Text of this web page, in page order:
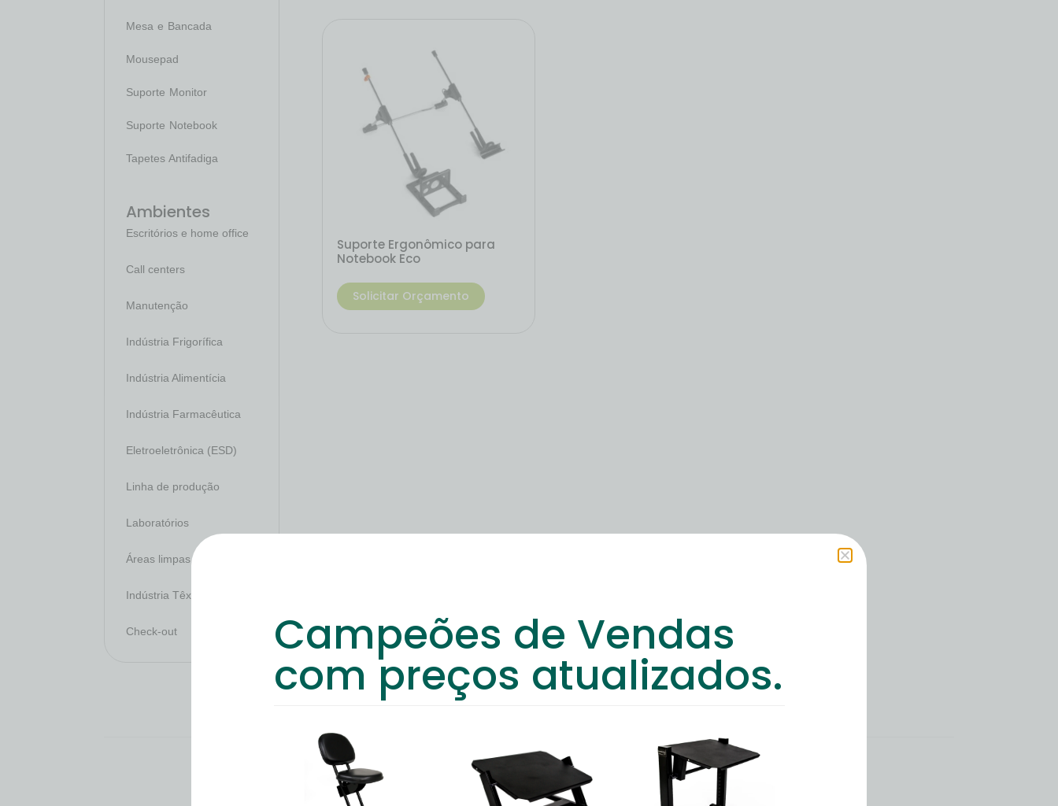
Suporte Ergonômico para
Notebook Eco
Solicitar Orçamento
Mesa e Bancada
Mousepad
Suporte Monitor
Suporte Notebook
Tapetes Antifadiga
Ambientes
Escritórios e home office
Call centers
Manutenção
Indústria Frigorífica
Indústria Alimentícia
Indústria Farmacêutica
Eletroeletrônica (ESD)
Linha de produção
Laboratórios
Áreas limpas
Indústria Têxtil
Check-out Campeões de Vendas
com preços atualizados.